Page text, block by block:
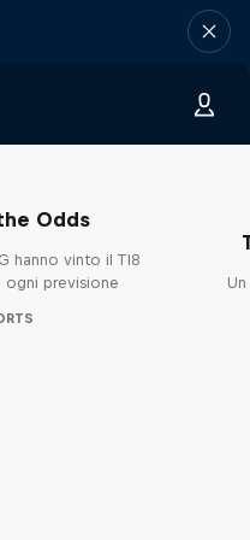
Odds
hanno vinto il TI8
previsione